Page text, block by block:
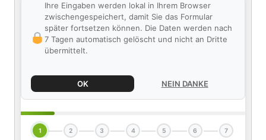
Ihre Eingaben werden lokal in Ihrem Browser
zwischengespeichert, damit Sie das Formular
später fortsetzen können. Die Daten werden nach
7 Tagen automatisch gelöscht und nicht an Dritte
übermittelt.
OK NEIN DANKE
1 2 3 4 5 6 7